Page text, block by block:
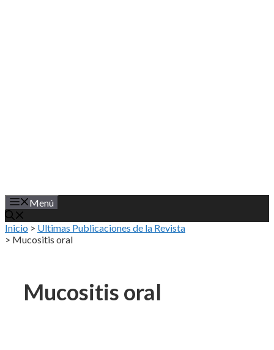
Menú
Inicio > Ultimas Publicaciones de la Revista
> Mucositis oral
Mucositis oral